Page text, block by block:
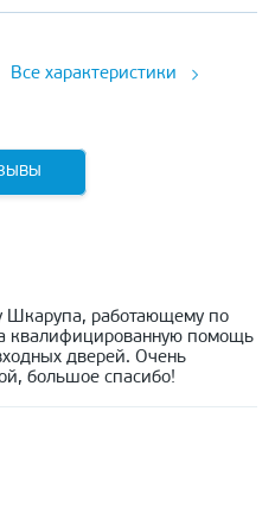
Все характеристики
Шкарупа, работающему по
квалифицированную помощь
дверей. Очень
большое спасибо!